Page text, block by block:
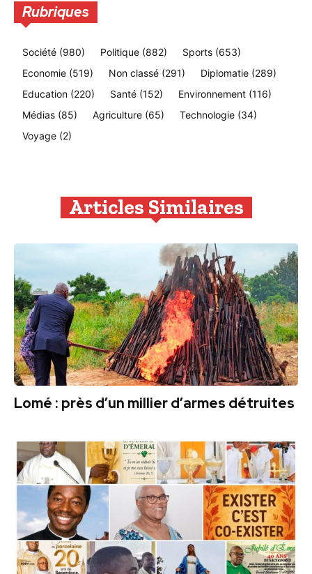
Rubriques
Société (980) Politique (882) Sports (653)
Economie (519) Non classé (291) Diplomatie (289)
Education (220) Santé (152) Environnement (116)
Médias (85) Agriculture (65) Technologie (34)
Voyage (2)
Articles Similaires
Lomé : près d’un millier d’armes détruites